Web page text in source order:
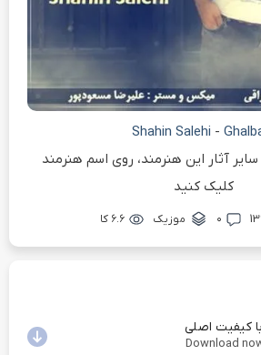
Shahin Salehi -
آثار این هنرمند، روی اسم هنرمند
کلیک کنید
۰ موزیک ۶.۶ کا
کیفیت اصلی
Download